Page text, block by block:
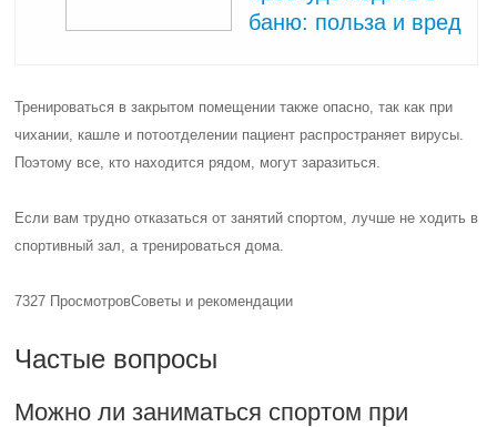
баню: польза и вред
Тренироваться в закрытом помещении также опасно, так как при
чихании, кашле и потоотделении пациент распространяет вирусы.
Поэтому все, кто находится рядом, могут заразиться.
Если вам трудно отказаться от занятий спортом, лучше не ходить в
спортивный зал, а тренироваться дома.
7327 ПросмотровСоветы и рекомендации
Частые вопросы
Можно ли заниматься спортом при